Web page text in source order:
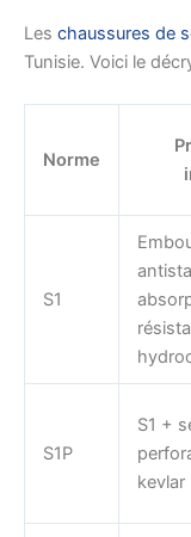
Les chaussures de
Tunisie. Voici le
Norme
S1
S1P
S1 +
kevlar